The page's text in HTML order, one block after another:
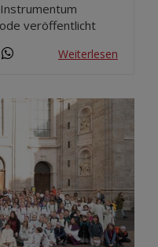
veröffentlicht
Weiterlesen